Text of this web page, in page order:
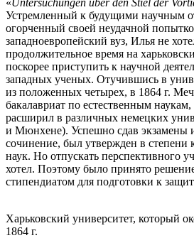
Устремленный к будущими научным
огорченный своей неудачной
западноевропейский вуз, Илья не
продолжительное время на
поскорее приступить к научной
западных ученых. Отучившись в
из положенных четырех, в 1864 г.
бакалавриат по естественным
расширил в различных немецких
и Мюнхене). Успешно сдав экзамены
сочинение, был утвержден в степени
наук. Но отпускать перспективного
хотел. Поэтому было принято
стипендиатом для подготовки к
Харьковский университет, который
1864 г.